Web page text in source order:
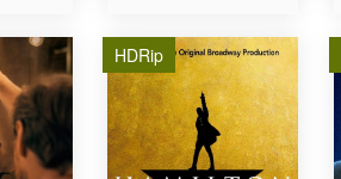
HDRip